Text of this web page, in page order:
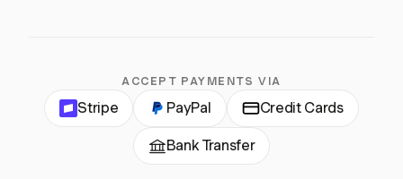
ACCEPT PAYMENTS VIA
Stripe PayPal Credit Cards
Bank Transfer